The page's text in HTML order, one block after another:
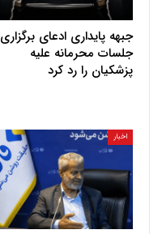
جبهه پایداری ادعای برگزاری
جلسات محرمانه علیه
پزشکیان را رد کرد
اخبار